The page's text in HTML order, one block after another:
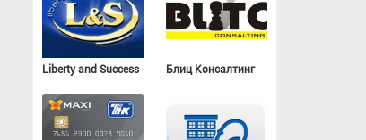
Liberty and Success Блиц Консалтинг